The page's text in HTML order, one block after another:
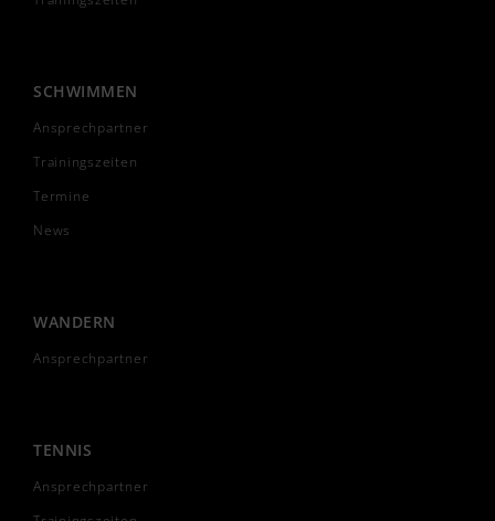
SCHWIMMEN
Ansprechpartner
Trainingszeiten
Termine
News
WANDERN
Ansprechpartner
TENNIS
Ansprechpartner